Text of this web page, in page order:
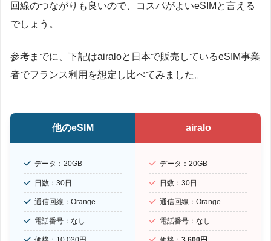
回線のつながりも良いので、コスパがよいeSIMと言える
でしょう。
参考までに、下記はairaloと日本で販売しているeSIM事業
者でフランス利用を想定し比べてみました。
他のeSIM
データ：20GB
日数：30日
通信回線：Orange
電話番号：なし
airalo
データ：20GB
日数：30日
通信回線：Orange
電話番号：なし